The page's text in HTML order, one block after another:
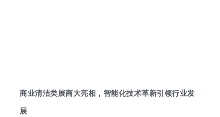
商业清洁类展商大亮相，智能化技术革新引领行业发
展